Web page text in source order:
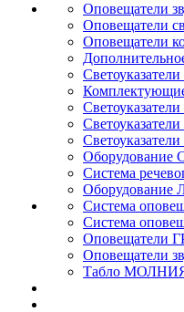
Оповещатели
Оповещатели
Оповещатели
Оборудование
Система
Оборудование
Система
Система
Оповещатели
Оповещатели
Табло МОЛНИЯ